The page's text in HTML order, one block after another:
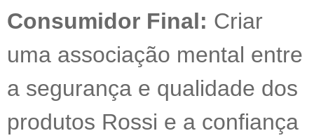
Consumidor Final: Criar
uma associação mental entre
a segurança e qualidade dos
produtos Rossi e a confiança